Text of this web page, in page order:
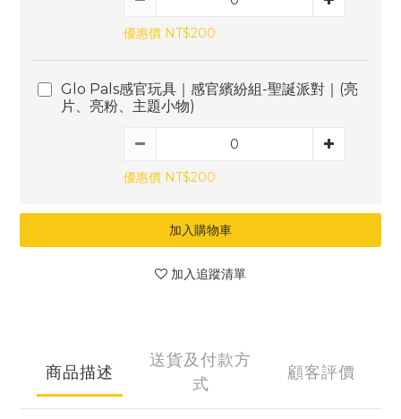
優惠價 NT$200
Glo Pals感官玩具｜感官繽紛組-聖誕派對｜(亮
片、亮粉、主題小物)
優惠價 NT$200
加入購物車
加入追蹤清單
商品描述
送貨及付款方
式
顧客評價